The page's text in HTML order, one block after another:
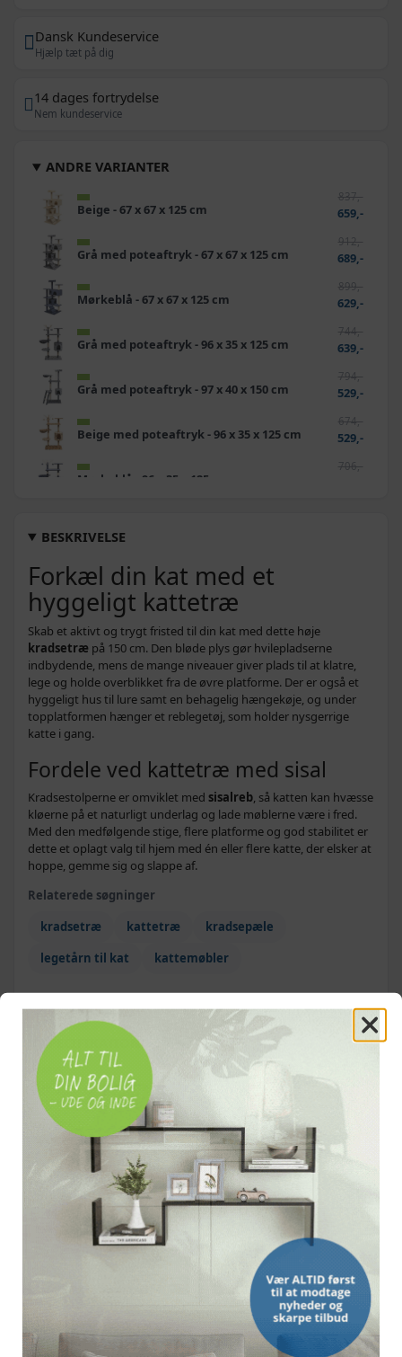
Dansk Kundeservice
Hjælp tæt på dig
14 dages fortrydelse
Nem kundeservice
BESKRIVELSE
Forkæl din kat med et
hyggeligt kattetræ
Skab et aktivt og trygt fristed til din kat med dette høje
kradsetræ på 150 cm. Den bløde plys gør hvilepladserne
indbydende, mens de mange niveauer giver plads til at klatre,
lege og holde overblikket fra de øvre platforme. Der er også et
hyggeligt hus til lure samt en behagelig hængekøje, og under
topplatformen hænger et reblegetøj, som holder nysgerrige
katte i gang.
Fordele ved kattetræ med sisal
Kradsestolperne er omviklet med sisalreb, så katten kan hvæsse
kløerne på et naturligt underlag og lade møblerne være i fred.
Med den medfølgende stige, flere platforme og god stabilitet er
dette et oplagt valg til hjem med én eller flere katte, der elsker at
hoppe, gemme sig og slappe af.
Relaterede søgninger
kradsetræ
kattetræ
kradsepæle
legetårn til kat
kattemøbler
SPECIFIKATIONER
FARVE
Grå
MATERIALE
Træstel, sisalreb, blød plys
MÅL (L × B × H)
97 × 40 × 150 cm
30 × 25 cm (diameter × højde)
BUNDPLADE
ANDRE VARIANTER
Beige - 67 x 67 x 125 cm
837,-
659,-
Grå med poteaftryk - 67 x 67 x 125 cm
912,-
689,-
Mørkeblå - 67 x 67 x 125 cm
899,-
629,-
Grå med poteaftryk - 96 x 35 x 125 cm
744,-
639,-
Grå med poteaftryk - 97 x 40 x 150 cm
794,-
529,-
Beige med poteaftryk - 96 x 35 x 125 cm
674,-
529,-
Mørkeblå - 96 x 35 x 125 cm
706,-
Beige med poteaftryk - 67 x 67 x 125 cm
Beige - 96 x 35 x 125 cm